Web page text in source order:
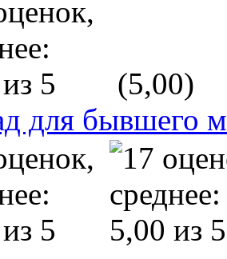
(5,00)
для бывшего